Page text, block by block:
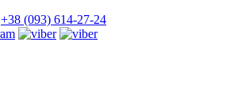
+38 (093) 614-27-24